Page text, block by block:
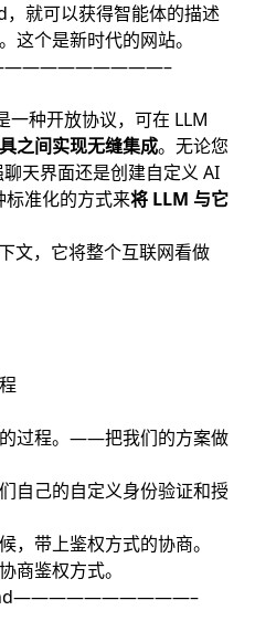
就可以获得智能体的描述
这个是新时代的网站。
——————————–
一种开放协议，可在 LLM
之间实现无缝集成。无论您
天界面还是创建自定义 AI
标准化的方式来将 LLM 与它
，它将整个互联网看做
过程。——把我们的方案做
自己的自定义身份验证和授
，带上鉴权方式的协商。
商鉴权方式。